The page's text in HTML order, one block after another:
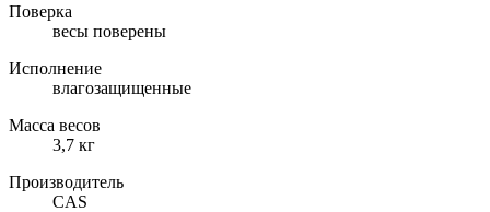
Поверка
весы поверены
Исполнение
влагозащищенные
Масса весов
3,7 кг
Производитель
CAS